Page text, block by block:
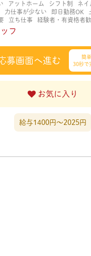
アットホーム シフト制 ネイ
力仕事が少ない 即日勤務OK
立ち仕事 経験者・有資格者
自由
フ
募画面へ進む
簡
30秒で
お気に入り
給与1400円〜2025円